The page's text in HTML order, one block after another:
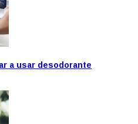
a usar desodorante